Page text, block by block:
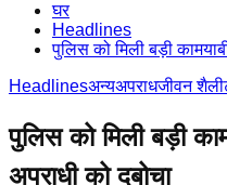
घर
Headlines
पुलिस को मिली बड़ी
Headlinesअन्यअपराधजीवन शैली
पुलिस को मिली बड़ी
अपराधी को दबोचा